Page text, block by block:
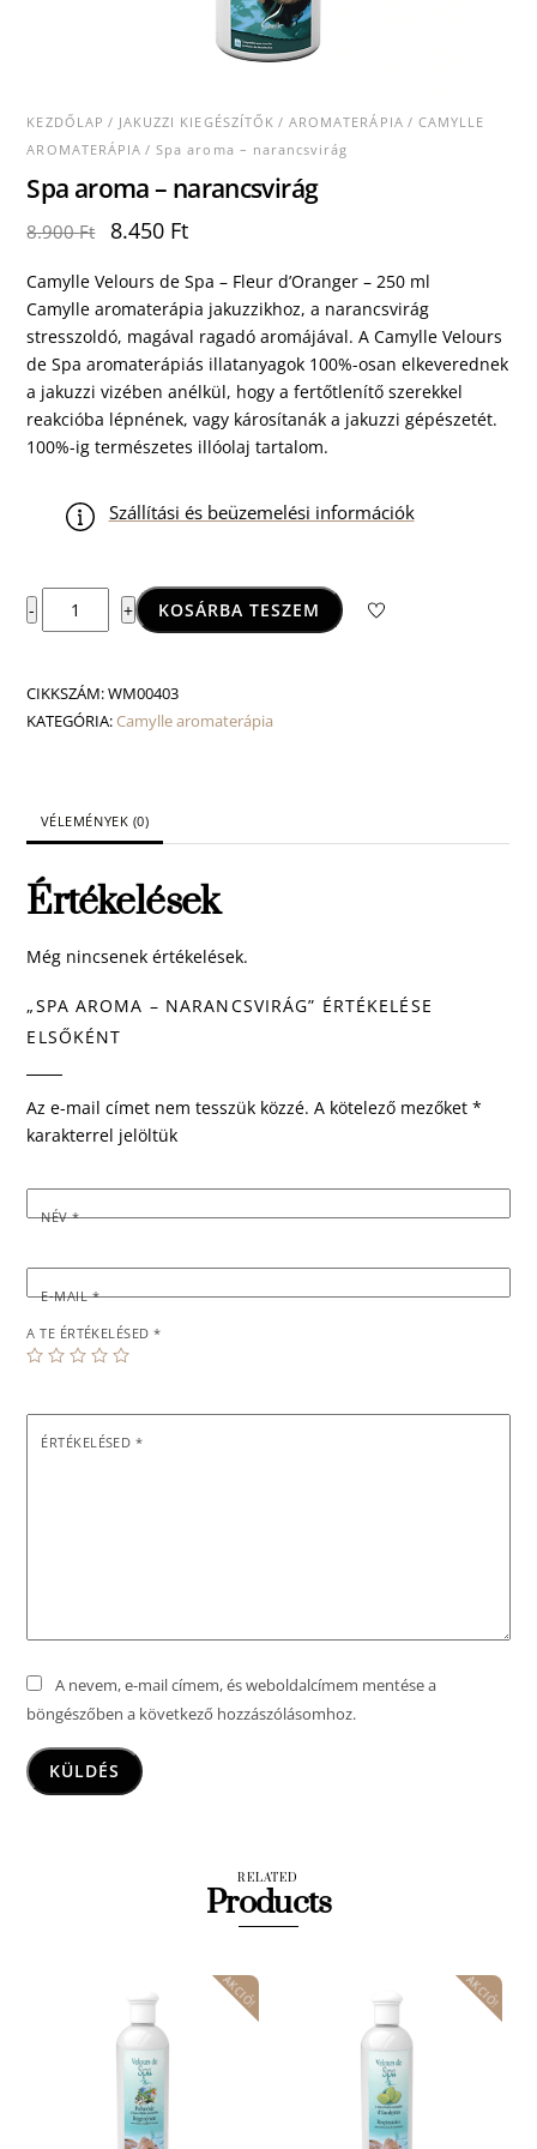
KEZDŐLAP / JAKUZZI KIEGÉSZÍTŐK /AROMATERÁPIA/ CAMYLLE
AROMATERÁPIA / Spa aroma – narancsvirág
Spa aroma – narancsvirág
8.900Ft
Original
was:
8.900 Ft.
8.450 FtCurrent
is:
8.450 Ft.
Camylle Velours de Spa – Fleur d’Oranger – 250 ml
Camylle aromaterápia jakuzzikhoz, a narancsvirág
stresszoldó, magával ragadó aromájával. A Camylle Velours
de Spa aromaterápiás illatanyagok 100%-osan elkeverednek
a jakuzzi vizében anélkül, hogy a fertőtlenítő szerekkel
reakcióba lépnének, vagy károsítanák a jakuzzi gépészetét.
100%-ig természetes illóolaj tartalom.
Szállítási és beüzemelési információk
-
aroma
narancsvirág
mennyiség
+ KOSÁRBA TESZEM
CIKKSZÁM:WM00403
KATEGÓRIA:Camylle aromaterápia
VÉLEMÉNYEK (0)
Értékelések
Még nincsenek értékelések.
„SPA AROMA – NARANCSVIRÁG” ÉRTÉKELÉSE
ELSŐKÉNT
Az e-mail címet nem tesszük közzé. A kötelező mezőket*
karakterrel jelöltük
NÉV*
E-MAIL*
A TE ÉRTÉKELÉSED*
ÉRTÉKELÉSED *
A nevem, e-mail címem, és weboldalcímem mentése a
böngészőben a következő hozzászólásomhoz.
RELATED
Products
AKCIÓ! AKCIÓ!